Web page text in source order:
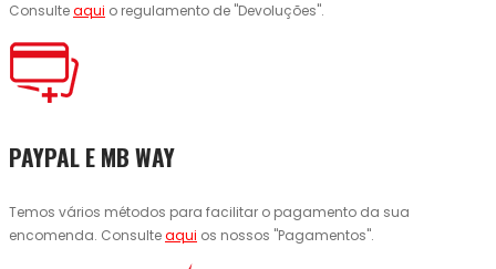
Consulteaqui o regulamento de "Devoluções".
PAYPAL E MB WAY
Temos vários métodos para facilitar o pagamento da sua
encomenda. Consulteaqui os nossos "Pagamentos".